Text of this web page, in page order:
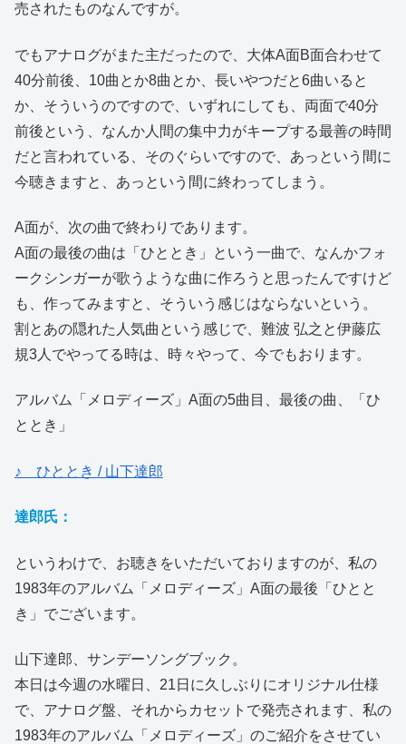
売されたものなんですが。
でもアナログがまた主だったので、大体A面B面合わせて
40分前後、10曲とか8曲とか、長いやつだと6曲いると
か、そういうのですので、いずれにしても、両面で40分
前後という、なんか人間の集中力がキープする最善の時間
だと言われている、そのぐらいですので、あっという間に
今聴きますと、あっという間に終わってしまう。
A面が、次の曲で終わりであります。
A面の最後の曲は「ひととき」という一曲で、なんかフォ
ークシンガーが歌うような曲に作ろうと思ったんですけど
も、作ってみますと、そういう感じはならないという。
割とあの隠れた人気曲という感じで、難波 弘之と伊藤広
規3人でやってる時は、時々やって、今でもおります。
アルバム「メロディーズ」A面の5曲目、最後の曲、「ひ
ととき」
♪ ひととき / 山下達郎
達郎氏：
というわけで、お聴きをいただいておりますのが、私の
1983年のアルバム「メロディーズ」A面の最後「ひとと
き」でございます。
山下達郎、サンデーソングブック。
本日は今週の水曜日、21日に久しぶりにオリジナル仕様
で、アナログ盤、それからカセットで発売されます、私の
1983年のアルバム「メロディーズ」のご紹介をさせてい